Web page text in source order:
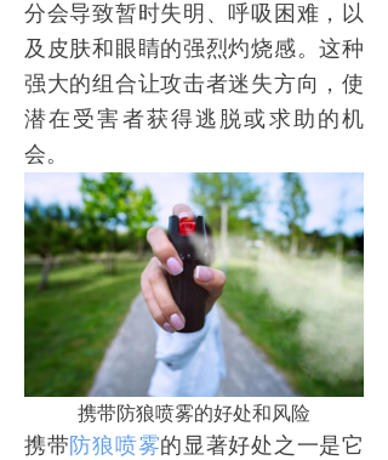
分会导致暂时失明、呼吸困难，以
及皮肤和眼睛的强烈灼烧感。这种
强大的组合让攻击者迷失方向，使
潜在受害者获得逃脱或求助的机
会。
携带防狼喷雾的好处和风险
携带 防狼喷雾的显著好处之一是它